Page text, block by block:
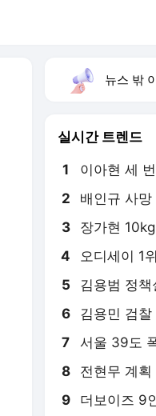
뉴스 밖 이
실시간 트렌드
1 이아현 세
2 배인규 사망
3 장가현
4 오디세이 1위
5 김용범 정책
6 김용민 검
7 서울 39도
8 전현무 계획
9 더보이즈 9